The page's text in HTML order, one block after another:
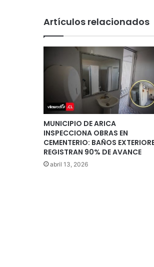
Artículos relacionados
MUNICIPIO DE ARICA
INSPECCIONA OBRAS EN
CEMENTERIO: BAÑOS
REGISTRAN 90% DE AVANCE
abril 13, 2026